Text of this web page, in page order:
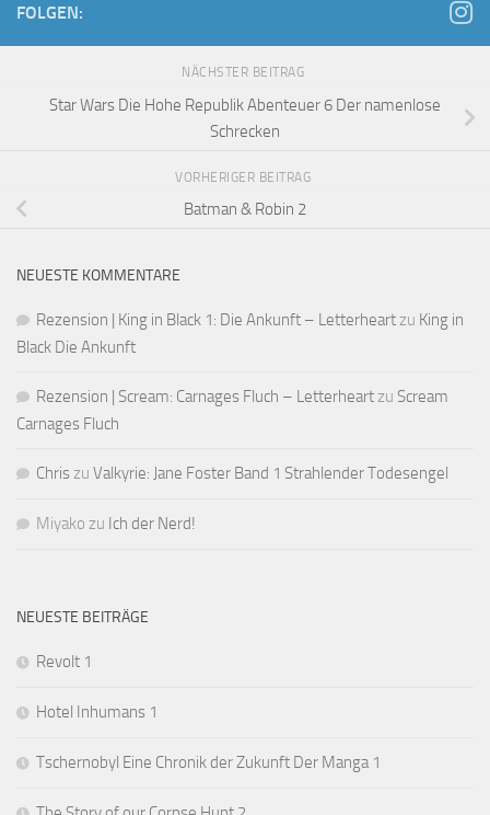
FOLGEN:
NÄCHSTER BEITRAG
Star Wars Die Hohe Republik Abenteuer 6 Der namenlose
Schrecken
VORHERIGER BEITRAG
Batman & Robin 2
NEUESTE KOMMENTARE
Rezension | King in Black 1: Die Ankunft – Letterheartzu King in
Black Die Ankunft
Rezension | Scream: Carnages Fluch – Letterheartzu Scream
Carnages Fluch
Chriszu Valkyrie: Jane Foster Band 1 Strahlender Todesengel
Miyako zu Ich der Nerd!
NEUESTE BEITRÄGE
Revolt 1
Hotel Inhumans 1
Tschernobyl Eine Chronik der Zukunft Der Manga 1